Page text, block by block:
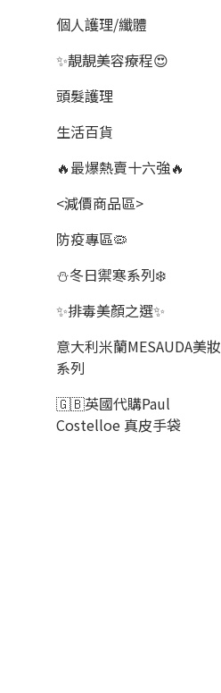
個人護理/纖體
✨靚靚美容療程😍
頭髮護理
生活百貨
🔥最爆熱賣十六強🔥
<減價商品區>
防疫專區🦠
⛄冬日禦寒系列❄️
✨排毒美顏之選✨
意大利米蘭MESAUDA美妝
系列
🇬🇧英國代購Paul
Costelloe 真皮手袋